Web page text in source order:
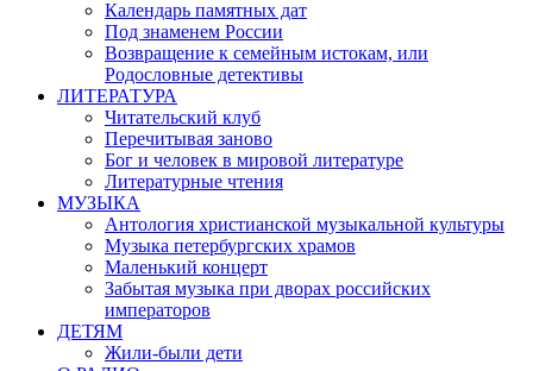
Календарь памятных дат
Под знаменем России
Возвращение к семейным истокам, или
Родословные детективы
ЛИТЕРАТУРА
Читательский клуб
Перечитывая заново
Бог и человек в мировой литературе
Литературные чтения
МУЗЫКА
Антология христианской музыкальной культуры
Музыка петербургских храмов
Маленький концерт
Забытая музыка при дворах российских
императоров
ДЕТЯМ
Жили-были дети